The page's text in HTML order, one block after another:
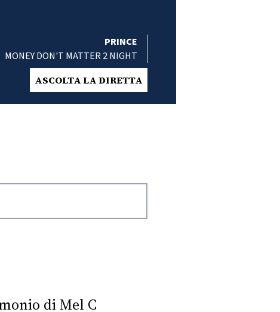
PRINCE
MONEY DON'T MATTER 2 NIGHT
ASCOLTA LA DIRETTA
di Mel C